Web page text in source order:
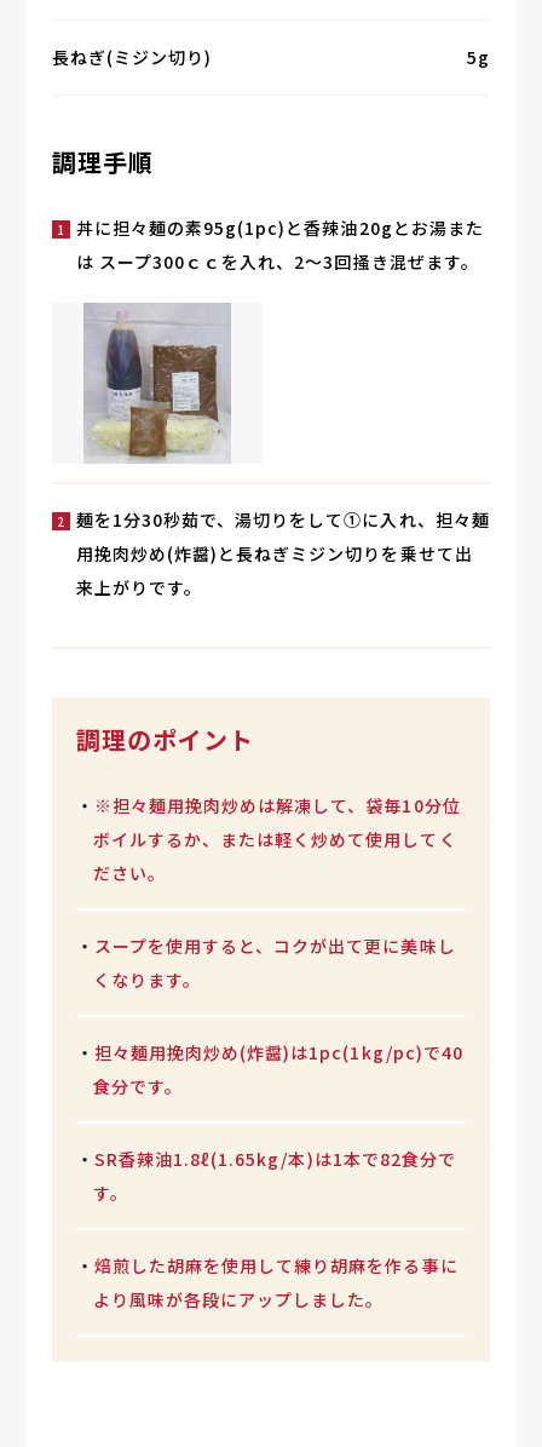
長ねぎ(ミジン切り) 5g
調理手順
丼に担々麺の素95g(1pc)と香辣油20gとお湯また
は スープ300ｃｃを入れ、2～3回掻き混ぜます。
麺を1分30秒茹で、湯切りをして①に入れ、担々麺
用挽肉炒め(炸醤)と長ねぎミジン切りを乗せて出
来上がりです。
調理のポイント
・ ※担々麺用挽肉炒めは解凍して、袋毎10分位
ボイルするか、または軽く炒めて使用してく
ださい。
・ スープを使用すると、コクが出て更に美味し
くなります。
・ 担々麺用挽肉炒め(炸醤)は1pc(1kg/pc)で40
食分です。
・ SR香辣油1.8ℓ(1.65kg/本)は1本で82食分で
す。
・ 焙煎した胡麻を使用して練り胡麻を作る事に
より風味が各段にアップしました。